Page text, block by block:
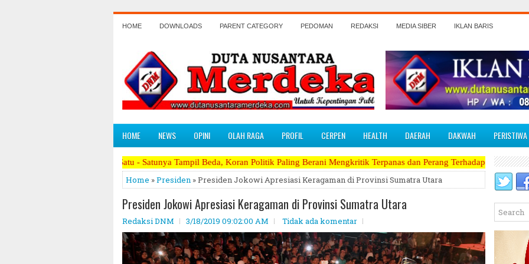
HOME DOWNLOADS PARENT CATEGORY PEDOMAN REDAKSI MEDIA SIBER IKLAN BARIS
HOME NEWS OPINI OLAH RAGA PROFIL CERPEN HEALTH DAERAH DAKWAH PERISTIWA
Satu - Satunya Tampil Beda, Koran Politik Paling Berani Mengkritik Terpanas dan Perang Terhadap Koruptor, Narkoba, Teroris
Home »Presiden » Presiden Jokowi Apresiasi Keragaman di Provinsi Sumatra Utara
Presiden Jokowi Apresiasi Keragaman di Provinsi Sumatra Utara
Redaksi DNM 3/18/2019 09:02:00 AM Tidak ada komentar